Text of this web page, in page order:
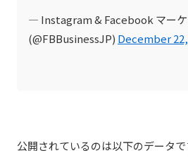
— Instagram & Facebook マーケ
(@FBBusinessJP) December
公開されているのは以下のデータで